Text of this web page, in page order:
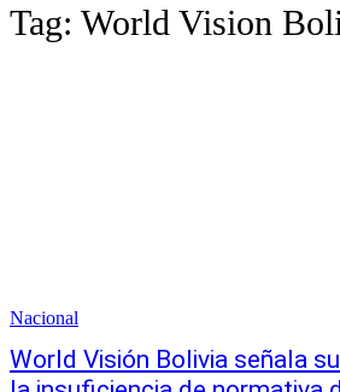
Tag: World Vision
Nacional
World Visión Bolivia señala